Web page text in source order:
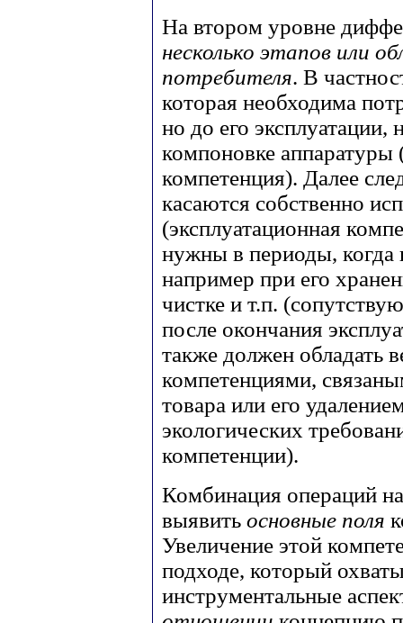
На втором уровне
несколько этапов или
потребителя. В
которая необходима
но до его эксплуатации,
компоновке аппаратуры
компетенция). Далее
касаются собственно
(эксплуатационная
нужны в периоды, когда
например при его
чистке и т.п.
после окончания
также должен обладать
компетенциями,
товара или его
экологических
компетенции).
Комбинация операций
выявить основные поля
Увеличение этой
подходе, который
инструментальные